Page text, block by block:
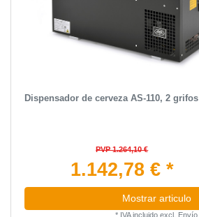
Dispensador de cerveza AS-110, 2 grifos
PVP 1.264,10 €
1.142,78 € *
Mostrar articulo
* IVA incluido excl. Envío